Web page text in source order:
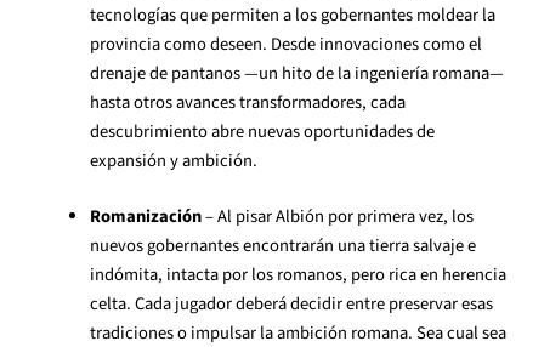
tecnologías que permiten a los gobernantes moldear la
provincia como deseen. Desde innovaciones como el
drenaje de pantanos —un hito de la ingeniería romana—
hasta otros avances transformadores, cada
descubrimiento abre nuevas oportunidades de
expansión y ambición.
Romanización– Al pisar Albión por primera vez, los
nuevos gobernantes encontrarán una tierra salvaje e
indómita, intacta por los romanos, pero rica en herencia
celta. Cada jugador deberá decidir entre preservar esas
tradiciones o impulsar la ambición romana. Sea cual sea